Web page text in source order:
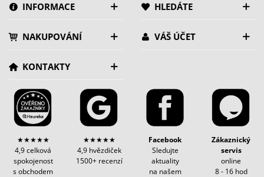
INFORMACE HLEDÁTE
NAKUPOVÁNÍ VÁŠ ÚČET
KONTAKTY
★★★★★
4,9 celková
spokojenost
s obchodem
★★★★★
4,9 hvězdiček
1500+ recenzí
Facebook
Sledujte
aktuality
na našem
Zákaznický
servis
online
8 - 16 hod